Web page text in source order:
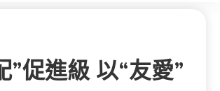
”促進級 以“友愛”